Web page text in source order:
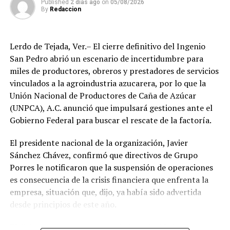
compromiso de trabajar de manera cercana con la
ciudadanía, demostrando con trabajo, resultados y
Published 2 días ago on 05/08/2026
By Redaccion
Lerdo de Tejada, Ver.– El cierre definitivo del Ingenio
San Pedro abrió un escenario de incertidumbre para
miles de productores, obreros y prestadores de servicios
vinculados a la agroindustria azucarera, por lo que la
Unión Nacional de Productores de Caña de Azúcar
(UNPCA), A.C. anunció que impulsará gestiones ante el
Gobierno Federal para buscar el rescate de la factoría.
El presidente nacional de la organización, Javier
Sánchez Chávez, confirmó que directivos de Grupo
Porres le notificaron que la suspensión de operaciones
es consecuencia de la crisis financiera que enfrenta la
empresa, situación que, dijo, ya había sido advertida
desde principios de este año.
El dirigente sostuvo que una de las prioridades es